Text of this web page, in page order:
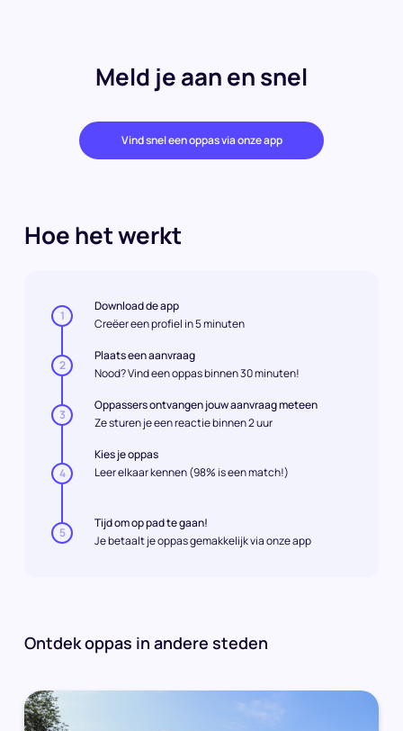
Meld je aan en snel
Vind snel een oppas via onze app
Hoe het werkt
1
Download de app
Creëer een profiel in 5 minuten
2
Plaats een aanvraag
Nood? Vind een oppas binnen 30 minuten!
3
Oppassers ontvangen jouw aanvraag meteen
Ze sturen je een reactie binnen 2 uur
4
Kies je oppas
Leer elkaar kennen (98% is een match!)
5
Tijd om op pad te gaan!
Je betaalt je oppas gemakkelijk via onze app
Ontdek oppas in andere steden